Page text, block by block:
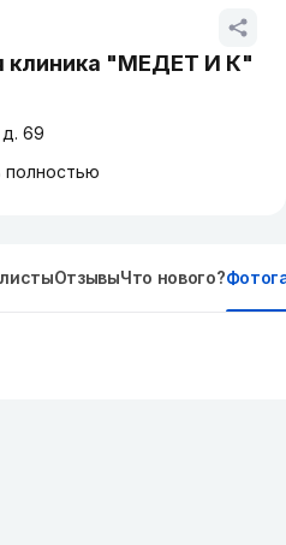
клиника "МЕДЕТ И К"
69
полностью
ОтзывыЧто нового?